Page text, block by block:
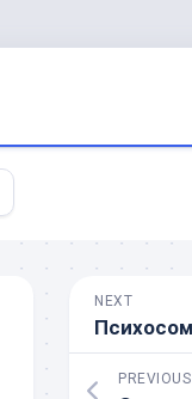
NEXT
PREVIOUS